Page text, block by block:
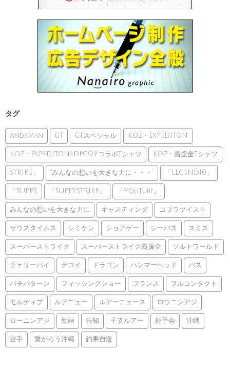
タグ
Andaman GT GTスペシャル KOZ・EXPEDITON
KOZ・EXPEDITON×DECOYコラボTシャツ KOZ・義援金Tシャツ
STRIKE」 ”みんなの想いを大きな力に・・・” 「LEGEND10」
「SUPER 「SUPERSTRIKE」 「YouTube」
みんなの想いを大きな力に キャスティング コブラツイスト
サウスタイムス シミケン ショアゲー シーバス スミス
スーパーストライク スーパーストライク義援金 ソルトワールド
チェリーパイ デコイ ドラゴン ハンマーヘッド バス
バチパターン フィッシングショー フランス フルコンタクト
モルディブ ルアニュー ルアーニュース ロウニンアジ
ローニンアジ 動画 告知 干支ルアー 握手会 沖縄
空手 繋がろう沖縄 釣果自慢